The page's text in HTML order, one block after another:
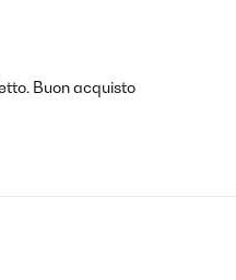
Buon acquisto